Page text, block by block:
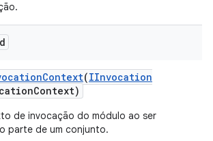
Context(IInvocation
Context)
de invocação do módulo ao ser
parte de um conjunto.